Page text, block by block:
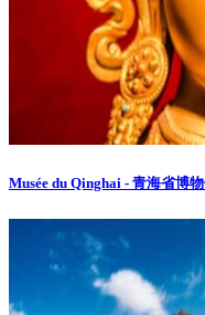
Musée du Qinghai - 青海省博